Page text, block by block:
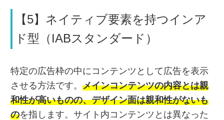
【5】ネイティブ要素を持つインア
ド型（IABスタンダード）
特定の広告枠の中にコンテンツとして広告を表示
させる方法です。 メインコンテンツの内容とは親
和性が高いものの、デザイン面は親和性がないも
のを指します。サイト内コンテンツとは異なった